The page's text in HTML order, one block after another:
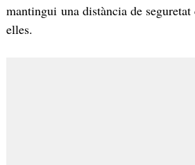
mantingui una distància de seguretat
elles.